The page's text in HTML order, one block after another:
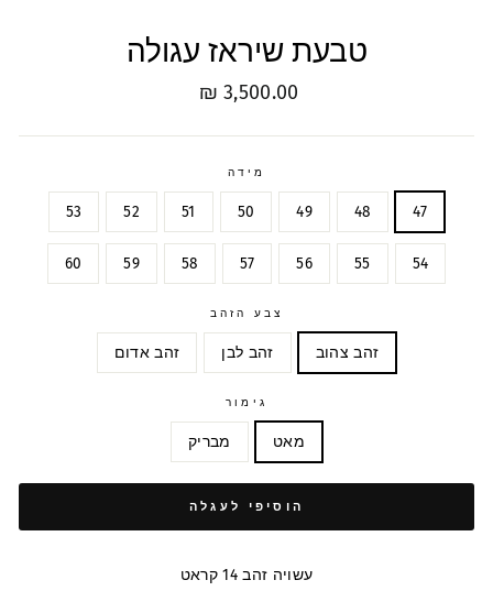
טבעת שיראז עגולה
מחיר
3,500.00 ₪
מידה
47
48
49
50
51
52
53
54
55
56
57
58
59
60
צבע הזהב
זהב צהוב זהב לבן זהב אדום
גימור
מאט מבריק
הוסיפי לעגלה
עשויה זהב 14 קראט